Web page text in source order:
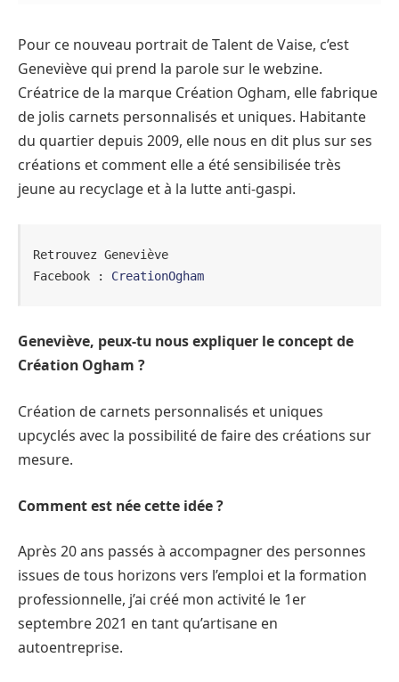
Pour ce nouveau portrait de Talent de Vaise, c’est
Geneviève qui prend la parole sur le webzine.
Créatrice de la marque Création Ogham, elle fabrique
de jolis carnets personnalisés et uniques. Habitante
du quartier depuis 2009, elle nous en dit plus sur ses
créations et comment elle a été sensibilisée très
jeune au recyclage et à la lutte anti-gaspi.
Retrouvez Geneviève
Facebook : CreationOgham
Geneviève, peux-tu nous expliquer le concept de
Création Ogham ?
Création de carnets personnalisés et uniques
upcyclés avec la possibilité de faire des créations sur
mesure.
Comment est née cette idée ?
Après 20 ans passés à accompagner des personnes
issues de tous horizons vers l’emploi et la formation
professionnelle, j’ai créé mon activité le 1er
septembre 2021 en tant qu’artisane en
autoentreprise.